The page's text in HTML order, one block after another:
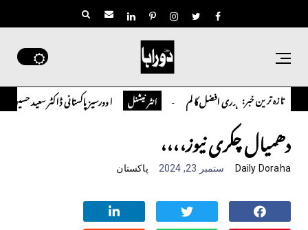
تازہ ترین خبر:کالم چوہدری افضل کالم انٹر نیشنل اوورسیز پاکستانی ڈاکٹر سعید حسین شاہ
دھمیال چکری نیوز،،،،
Daily Doraha ستمبر 23, 2024 پاکستان